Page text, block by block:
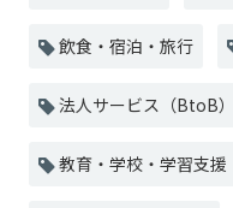
飲食・宿泊・旅行
法人サービス（BtoB）
教育・学校・学習支援